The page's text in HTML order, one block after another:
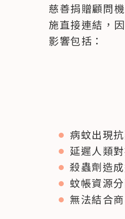
慈善捐贈顧問
施直接連結，
影響包括：
病蚊出現
延遲人類
殺蟲劑造
蚊帳資源
無法結合